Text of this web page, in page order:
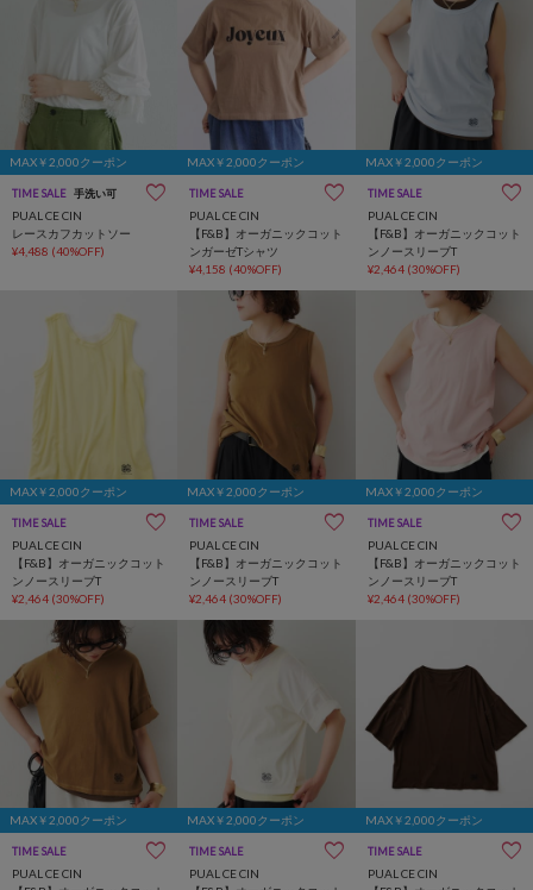
MAX￥2,000クーポン
TIME SALE 手洗い可
PUAL CE CIN
レースカフカットソー
¥4,488 (40%OFF)
MAX￥2,000クーポン
TIME SALE
PUAL CE CIN
【F&B】オーガニックコット
ンガーゼTシャツ
¥4,158 (40%OFF)
MAX￥2,000クーポン
TIME SALE
PUAL CE CIN
【F&B】オーガニックコット
ンノースリーブT
¥2,464 (30%OFF)
MAX￥2,000クーポン
TIME SALE
PUAL CE CIN
【F&B】オーガニックコット
ンノースリーブT
¥2,464 (30%OFF)
MAX￥2,000クーポン
TIME SALE
PUAL CE CIN
【F&B】オーガニックコット
ンノースリーブT
¥2,464 (30%OFF)
MAX￥2,000クーポン
TIME SALE
PUAL CE CIN
【F&B】オーガニックコット
ンノースリーブT
¥2,464 (30%OFF)
MAX￥2,000クーポン
TIME SALE
PUAL CE CIN
MAX￥2,000クーポン
TIME SALE
PUAL CE CIN
MAX￥2,000クーポン
TIME SALE
PUAL CE CIN